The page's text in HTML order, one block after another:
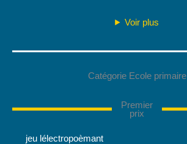
Voir plus
Catégorie Ecole primaire
Premier
prix
jeu lélectropoèmant